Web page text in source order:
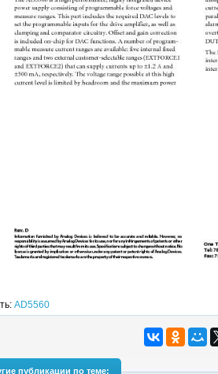
AD5560
публикации по теме: